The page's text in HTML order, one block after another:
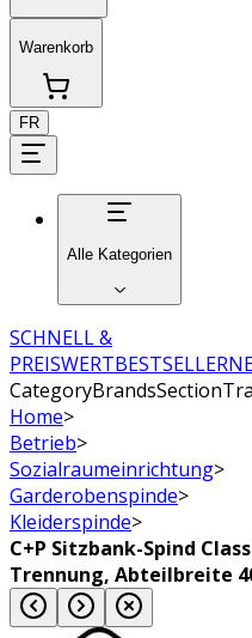
Warenkorb
FR
Alle Kategorien
SCHNELL &
PREISWERTBESTSELLER
Home>
Betrieb>
Sozialraumeinrichtung>
Garderobenspinde>
Kleiderspinde>
C+P Sitzbank-Spind
Trennung, Abteilbreite